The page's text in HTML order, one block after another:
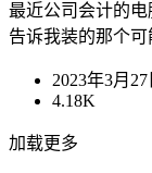
最近公司会计的
告诉我装的那个可
2023年3月
4.18K
加载更多